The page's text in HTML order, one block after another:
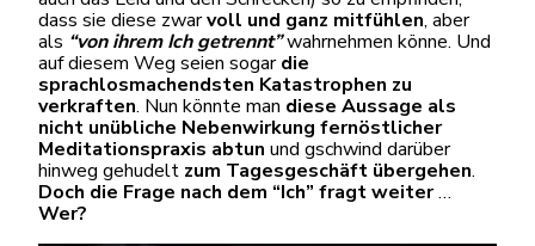
dass sie diese zwarvoll und ganz mitfühlen, aber
als “von ihrem Ich getrennt”wahrnehmen könne. Und
auf diesem Weg seien sogardie
sprachlosmachendsten Katastrophen zu
verkraften. Nun könnte man diese Aussage als
nicht unübliche Nebenwirkung fernöstlicher
Meditationspraxis abtun und gschwind darüber
hinweg gehudelt zum Tagesgeschäft übergehen.
Doch die Frage nach dem “Ich” fragt weiter…
Wer?